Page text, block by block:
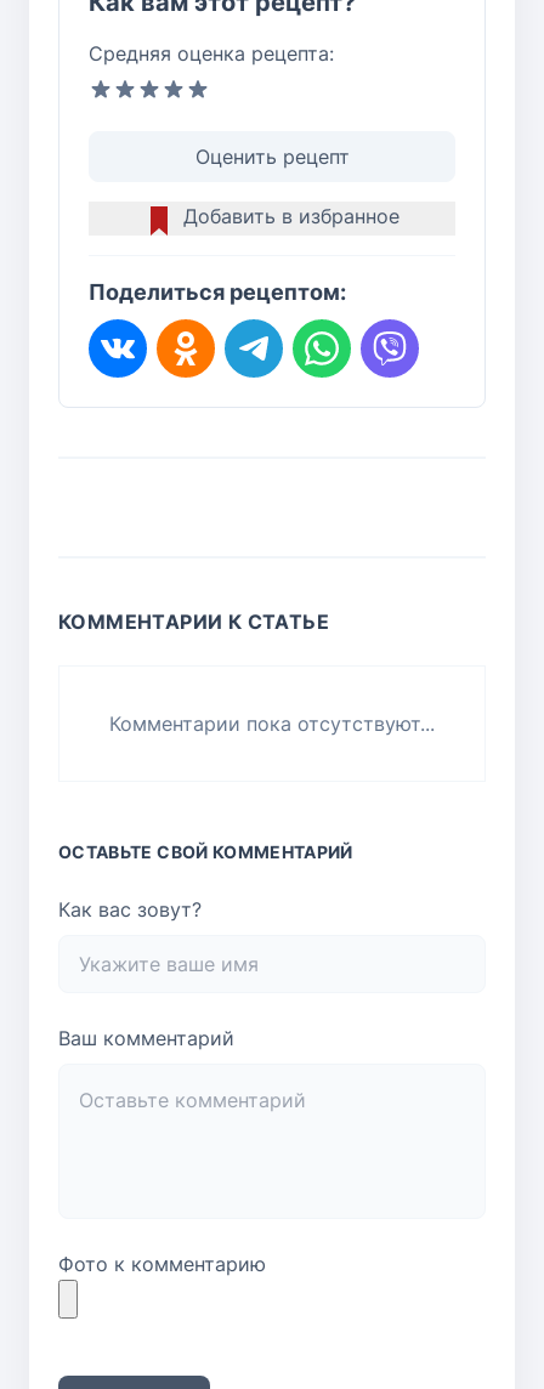
Средняя оценка рецепта:
Оценить рецепт
Добавить в избранное
Поделиться рецептом:
КОММЕНТАРИИ К СТАТЬЕ
Комментарии пока отсутствуют...
ОСТАВЬТЕ СВОЙ КОММЕНТАРИЙ
Как вас зовут?
Ваш комментарий
Фото к комментарию